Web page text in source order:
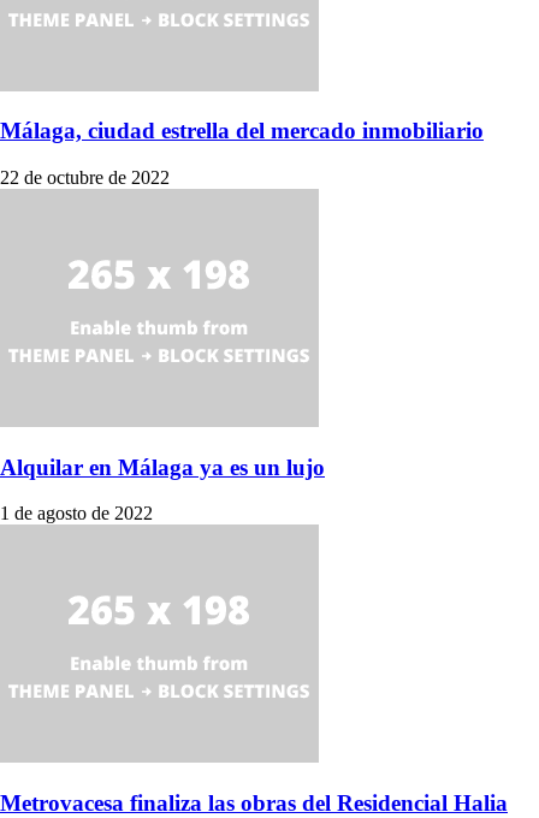
Málaga, ciudad estrella del mercado inmobiliario
22 de octubre de 2022
Alquilar en Málaga ya es un lujo
1 de agosto de 2022
Metrovacesa finaliza las obras del Residencial Halia